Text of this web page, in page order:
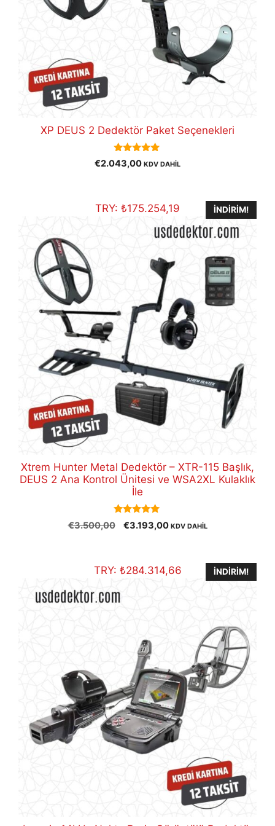
XP DEUS 2 Dedektör Paket Seçenekleri
5.00
out of 5
€2.043,00 KDV DAHİL
TRY: ₺175.254,19 İNDIRIM!
Xtrem Hunter Metal Dedektör – XTR-115 Başlık,
DEUS 2 Ana Kontrol Ünitesi ve WSA2XL Kulaklık
İle
5.00
out of 5
€3.500,00
Orijinal
€3.193,00Şu
€3.193,00.
KDV DAHİL
TRY: ₺284.314,66 İNDIRIM!